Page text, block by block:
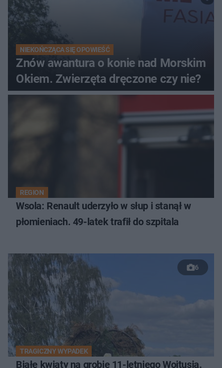
NIEKOŃCZĄCA SIĘ OPOWIEŚĆ
Znów awantura o konie nad Morskim
Okiem. Zwierzęta dręczone czy nie?
REGION
Wsola: Renault uderzyło w słup i stanął w
płomieniach. 49-latek trafił do szpitala
6
TRAGICZNY WYPADEK
Białe kwiaty na grobie 11-letniego Wojtusia.